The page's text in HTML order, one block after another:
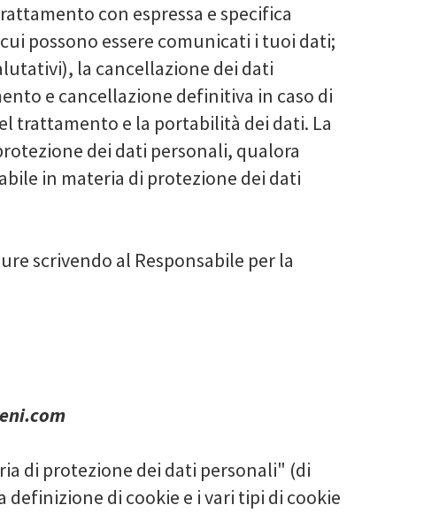
con espressa e specifica
possono essere comunicati i tuoi dati;
la cancellazione dei dati
e cancellazione definitiva in caso di
trattamento e la portabilità dei dati. La
dei dati personali, qualora
in materia di protezione dei dati
scrivendo al Responsabile per la
di protezione dei dati personali" (di
di cookie e i vari tipi di cookie